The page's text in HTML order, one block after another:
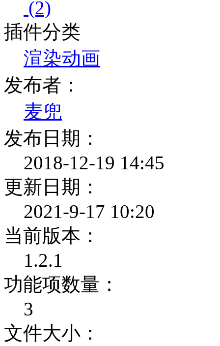
(2)
插件分类
渲染动画
发布者：
麦兜
发布日期：
2018-12-19 14:45
更新日期：
2021-9-17 10:20
当前版本：
1.2.1
功能项数量：
3
文件大小：